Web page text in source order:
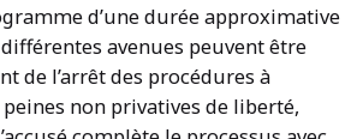
d’une durée approximative
avenues peuvent être
de l’arrêt des procédures à
non privatives de liberté,